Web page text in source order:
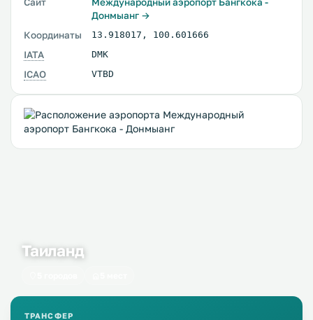
Донмыанг →
Координаты
13.918017 , 100.601666
IATA DMK
ICAO VTBD
Таиланд
ТРАНСФЕР